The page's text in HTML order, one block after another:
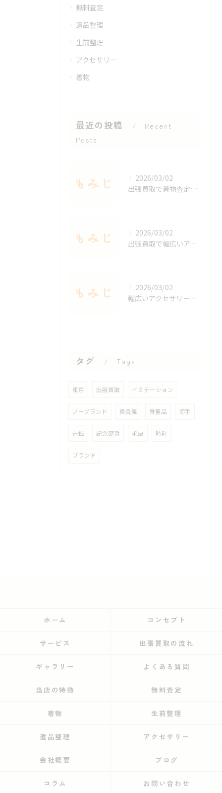
無料査定
遺品整理
生前整理
アクセサリー
着物
最近の投稿
Recent
Posts
2026/03/02
出張買取で着物査定のポイントと価値を見極める方法
2026/03/02
出張買取で幅広いアクセサリーを適正査定する秘訣
2026/03/02
幅広いアクセサリーを出張買取で手軽に査定する方法
タグ Tags
東京 出張買取 イミテーション
ノーブランド 貴金属 骨董品 切手
古銭 記念硬貨 毛皮 時計
ブランド
ホーム コンセプト
サービス 出張買取の流れ
ギャラリー よくある質問
当店の特徴 無料査定
着物 生前整理
遺品整理 アクセサリー
会社概要 ブログ
コラム お問い合わせ